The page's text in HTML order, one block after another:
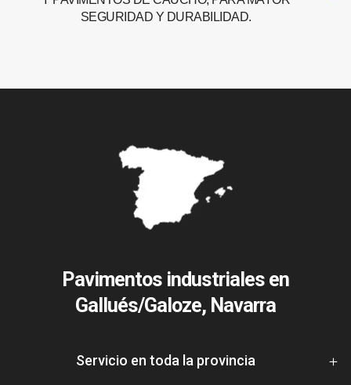
SEGURIDAD Y DURABILIDAD.
Pavimentos industriales en
Gallués/Galoze, Navarra
Servicio en toda la provincia